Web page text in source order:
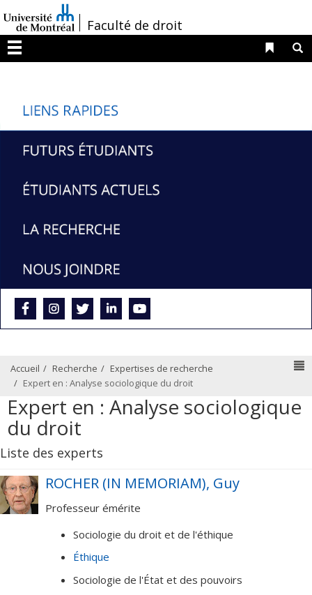
au
contenu
/Faculté de droit
Menu
Liens
Accueil Recherche
Expertises de recherche
Expert en : Analyse sociologique du droit
Expert en : Analyse sociologique
du droit
Liste des experts
ROCHER (IN MEMORIAM), Guy
Professeur émérite
Sociologie du droit et de l'éthique
Éthique
Sociologie de l'État et des pouvoirs